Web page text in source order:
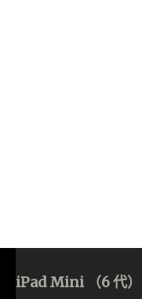
iPad Mini （6 代）